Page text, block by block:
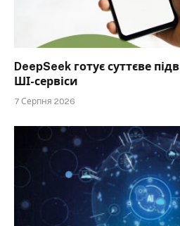
DeepSeek готує суттєве
ШІ-сервіси
7 Серпня 2026